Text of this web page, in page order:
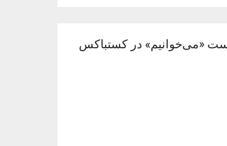
«می‌خوانیم» در کستباکس